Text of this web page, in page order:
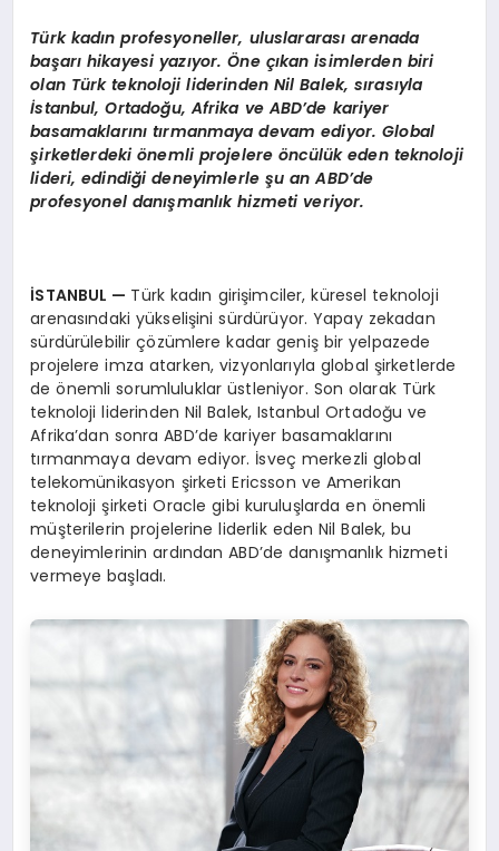
Türk kadın profesyoneller, uluslararası arenada
başarı hikayesi yazıyor. Öne çıkan isimlerden biri
olan Türk teknoloji liderinden Nil Balek, sırasıyla
İstanbul, Ortadoğu, Afrika ve ABD’de kariyer
basamaklarını tırmanmaya devam ediyor. Global
şirketlerdeki önemli projelere öncülük eden teknoloji
lideri, edindiği deneyimlerle şu an ABD’de
profesyonel danışmanlık hizmeti veriyor.
İSTANBUL — Türk kadın girişimciler, küresel teknoloji
arenasındaki yükselişini sürdürüyor. Yapay zekadan
sürdürülebilir çözümlere kadar geniş bir yelpazede
projelere imza atarken, vizyonlarıyla global şirketlerde
de önemli sorumluluklar üstleniyor. Son olarak Türk
teknoloji liderinden Nil Balek, Istanbul Ortadoğu ve
Afrika’dan sonra ABD’de kariyer basamaklarını
tırmanmaya devam ediyor. İsveç merkezli global
telekomünikasyon şirketi Ericsson ve Amerikan
teknoloji şirketi Oracle gibi kuruluşlarda en önemli
müşterilerin projelerine liderlik eden Nil Balek, bu
deneyimlerinin ardından ABD’de danışmanlık hizmeti
vermeye başladı.